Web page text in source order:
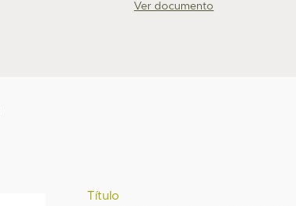
Ver documento
Título